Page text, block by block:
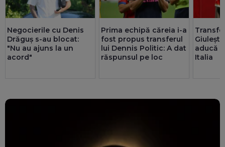
Negocierile cu Denis
Drăguș s-au blocat:
"Nu au ajuns la un
acord"
Prima echipă căreia i-a
fost propus transferul
lui Dennis Politic: A dat
răspunsul pe loc
aducă
Italia